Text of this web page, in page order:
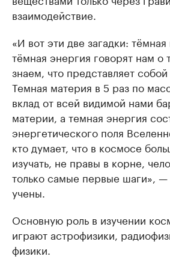
взаимодействие.
«И вот эти две загадки:
тёмная энергия говорят нам о
знаем, что представляет
Темная материя в 5 раз по
вклад от всей видимой нами
материи, а темная энергия
энергетического поля
кто думает, что в космосе
изучать, не правы в корне,
только самые первые шаги», —
учены.
Основную роль в изучении
играют астрофизики,
физики.